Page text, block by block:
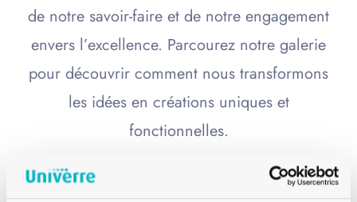
de notre savoir-faire et de notre engagement
envers l’excellence. Parcourez notre galerie
pour découvrir comment nous transformons
les idées en créations uniques et
fonctionnelles.